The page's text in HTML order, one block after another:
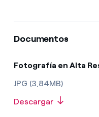
Documentos
Fotografía en Alta
JPG (3,84MB)
Descargar